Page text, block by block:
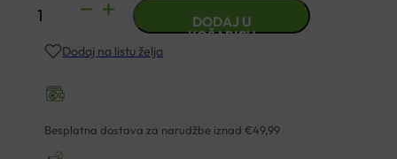
AVENE
MASKARA
7ML
količina
DODAJ U
KOŠARICU
Dodaj na listu želja
Besplatna dostava za narudžbe iznad €49,99